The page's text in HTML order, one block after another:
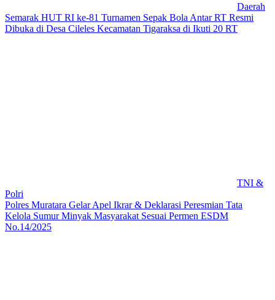
Daerah
Semarak HUT RI ke-81 Turnamen Sepak Bola Antar RT Resmi
Dibuka di Desa Cileles Kecamatan Tigaraksa di Ikuti 20 RT
TNI &
Polri
Polres Muratara Gelar Apel Ikrar & Deklarasi Peresmian Tata
Kelola Sumur Minyak Masyarakat Sesuai Permen ESDM
No.14/2025